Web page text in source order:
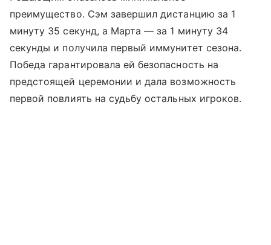
преимущество. Сэм завершил дистанцию за 1
минуту 35 секунд, а Марта — за 1 минуту 34
секунды и получила первый иммунитет сезона.
Победа гарантировала ей безопасность на
предстоящей церемонии и дала возможность
первой повлиять на судьбу остальных игроков.